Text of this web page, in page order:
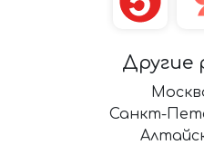
Другие
Санкт-